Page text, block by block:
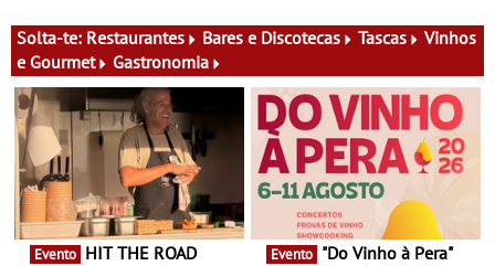
13 de Dezembro
29 de Agosto
Solta-te: Restaurantes Bares e Discotecas Tascas
Vinhos
e Gourmet
Gastronomia
Evento Evento